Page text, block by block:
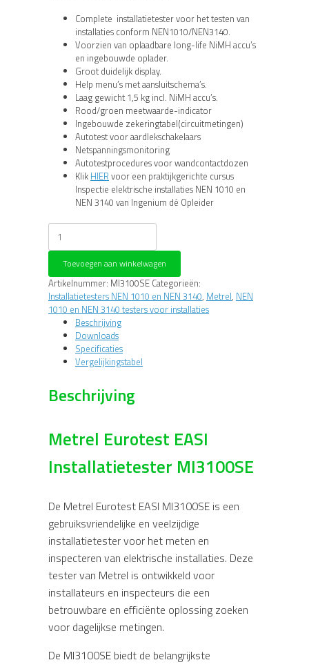
Complete installatietester voor het testen van
installaties conform NEN1010/NEN3140.
Voorzien van oplaadbare long-life NiMH accu’s
en ingebouwde oplader.
Groot duidelijk display.
Help menu’s met aansluitschema’s.
Laag gewicht 1,5 kg incl. NiMH accu’s.
Rood/groen meetwaarde-indicator
Ingebouwde zekeringtabel(circuitmetingen)
Autotest voor aardlekschakelaars
Netspanningsmonitoring
Autotestprocedures voor wandcontactdozen
Klik HIER voor een praktijkgerichte cursus
Inspectie elektrische installaties NEN 1010 en
NEN 3140 van Ingenium dé Opleider
Metrel
Eurotest
EASI
Installatietester
MI3100SE
aantal
Toevoegen aan winkelwagen
Artikelnummer: MI3100SE Categorieën:
Installatietesters NEN 1010 en NEN 3140, Metrel, NEN
1010 en NEN 3140 testers voor installaties
Beschrijving
Downloads
Specificaties
Vergelijkingstabel
Beschrijving
Metrel Eurotest EASI
Installatietester MI3100SE
De Metrel Eurotest EASI MI3100SE is een
gebruiksvriendelijke en veelzijdige
installatietester voor het meten en
inspecteren van elektrische installaties. Deze
tester van Metrel is ontwikkeld voor
installateurs en inspecteurs die een
betrouwbare en efficiënte oplossing zoeken
voor dagelijkse metingen.
De MI3100SE biedt de belangrijkste